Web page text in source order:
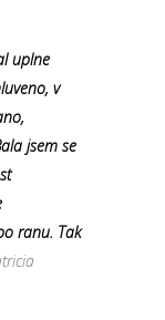
uplne
v
jsem se
ranu. Tak